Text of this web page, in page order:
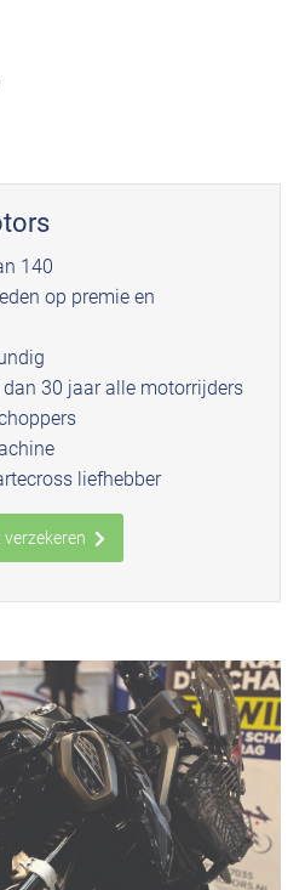
140
op premie en
30 jaar alle motorrijders
liefhebber